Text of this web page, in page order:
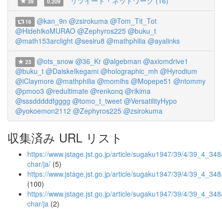
16 @kan_9n @zsirokuma @Tom_Tit_Tot
@HidehikoMURAO @Zephyros225 @buku_t
@math153arclight @sesiru8 @mathphilia @ayalinks
23 @ots_snow @36_Kr @algebman @axiomdrive1
@buku_t @DaiskeIkegami @holographic_mh @Hyrodium
@iClaymore @mathphilia @momihs @Mopepe51 @ntommy
@pmoo3 @redultimate @renkonq @rikima
@sssdddddfgggg @tomo_t_tweet @VersatilityHypo
@yokoemon2112 @Zephyros225 @zsirokuma
収集済み URL リスト
https://www.jstage.jst.go.jp/article/sugaku1947/39/4/
char/ja/ (5)
https://www.jstage.jst.go.jp/article/sugaku1947/39/4/
(100)
https://www.jstage.jst.go.jp/article/sugaku1947/39/4/
char/ja (2)